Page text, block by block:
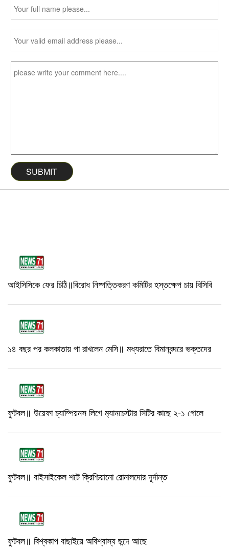
আইসিসিকে ফের চিঠি॥বিরোধ নিষ্পত্তিকরণ কমিটির হস্তক্ষেপ চায় বিসিবি
১৪ বছর পর কলকাতায় পা রাখলেন মেসি॥ মধ্যরাতে বিমানবন্দরে ভক্তদের
ফুটবল॥ উয়েফা চ্যাম্পিয়নস লিগে ম‍্যানচেস্টার সিটির কাছে ২-১ গোলে
ফুটবল॥ বাইসাইকেল শটে ক্রিশ্চিয়ানো রোনালদোর দূর্দান্ত
ফুটবল॥ বিশ্বকাপ বাছাইয়ে অবিশ্বাস্য ছন্দে আছে